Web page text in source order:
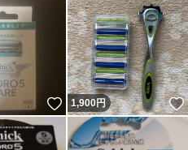
いいね！
1,900円